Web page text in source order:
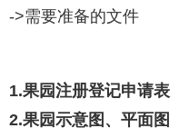
->需要准备的文件
1.果园注册登记申请表
2.果园示意图、平面图